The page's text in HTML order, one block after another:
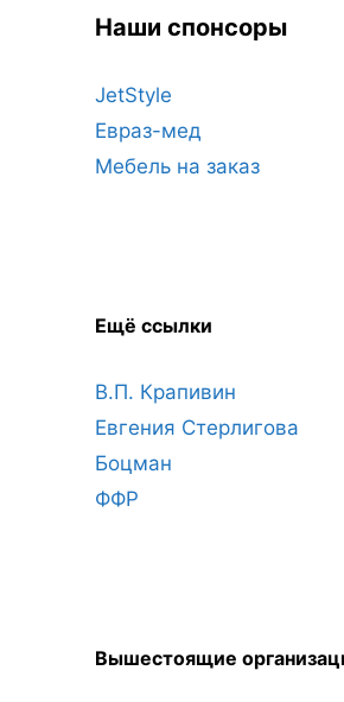
Наши спонсоры
JetStyle
Евраз-мед
Мебель на заказ
Ещё ссылки
В.П. Крапивин
Евгения Стерлигова
Боцман
ФФР
Вышестоящие